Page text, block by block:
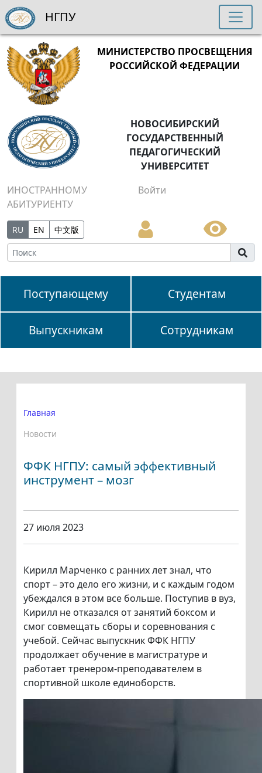
МИНИСТЕРСТВО ПРОСВЕЩЕНИЯ
РОССИЙСКОЙ ФЕДЕРАЦИИ
НОВОСИБИРСКИЙ
ГОСУДАРСТВЕННЫЙ
ПЕДАГОГИЧЕСКИЙ
УНИВЕРСИТЕТ
ИНОСТРАННОМУ
АБИТУРИЕНТУ
Войти
RU EN 中文版
Поступающему Студентам
Выпускникам Сотрудникам
НГПУ
Главная
Новости
ФФК НГПУ: самый эффективный
инструмент – мозг
27 июля 2023
Кирилл Марченко с ранних лет знал, что
спорт – это дело его жизни, и с каждым годом
убеждался в этом все больше. Поступив в вуз,
Кирилл не отказался от занятий боксом и
смог совмещать сборы и соревнования с
учебой. Сейчас выпускник ФФК НГПУ
продолжает обучение в магистратуре и
работает тренером-преподавателем в
спортивной школе единоборств.